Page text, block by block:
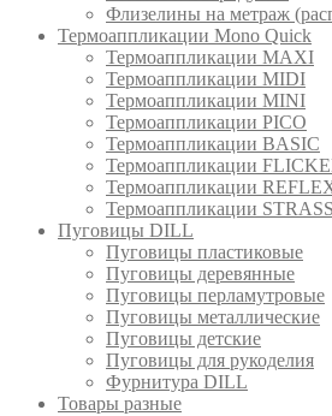
Флизелины на метраж
Термоаппликации Mono Quick
Термоаппликации MAXI
Термоаппликации MIDI
Термоаппликации MINI
Термоаппликации PICO
Термоаппликации BASIC
Термоаппликации
Термоаппликации
Термоаппликации
Пуговицы DILL
Пуговицы пластиковые
Пуговицы деревянные
Пуговицы перламутровые
Пуговицы металлические
Пуговицы детские
Пуговицы для рукоделия
Фурнитура DILL
Товары разные